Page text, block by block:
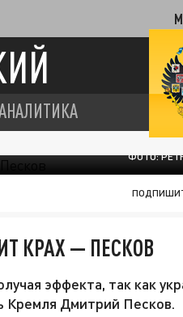
ФОТО:
КРАХ — ПЕСКОВ
эффекта, так как
Кремля Дмитрий Песков.